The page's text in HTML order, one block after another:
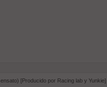
[Producido por Racing lab y Yunkie]